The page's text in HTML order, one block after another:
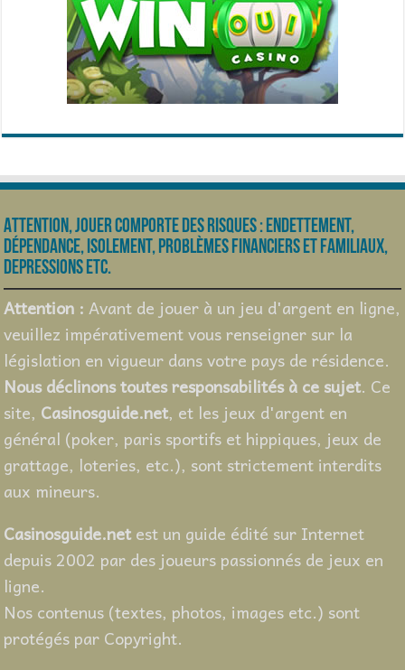
Attention, jouer comporte des risques : endettement,
dépendance, isolement, problèmes financiers et familiaux,
depressions etc.
Attention : Avant de jouer à un jeu d'argent en ligne,
veuillez impérativement vous renseigner sur la
législation en vigueur dans votre pays de résidence.
Nous déclinons toutes responsabilités à ce sujet. Ce
site, Casinosguide.net, et les jeux d'argent en
général (poker, paris sportifs et hippiques, jeux de
grattage, loteries, etc.), sont strictement interdits
aux mineurs.
Casinosguide.netest un guide édité sur Internet
depuis 2002 par des joueurs passionnés de jeux en
ligne.
Nos contenus (textes, photos, images etc.) sont
protégés par Copyright.